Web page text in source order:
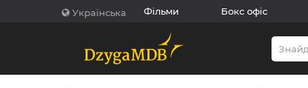
Українська Фільми Бокс офіс